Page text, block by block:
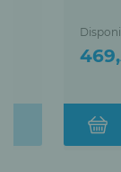
Prix